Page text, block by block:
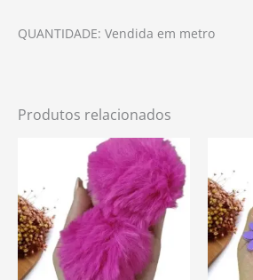
QUANTIDADE: Vendida em metro
Produtos relacionados